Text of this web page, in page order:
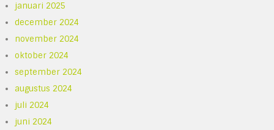
januari 2025
december 2024
november 2024
oktober 2024
september 2024
augustus 2024
juli 2024
juni 2024